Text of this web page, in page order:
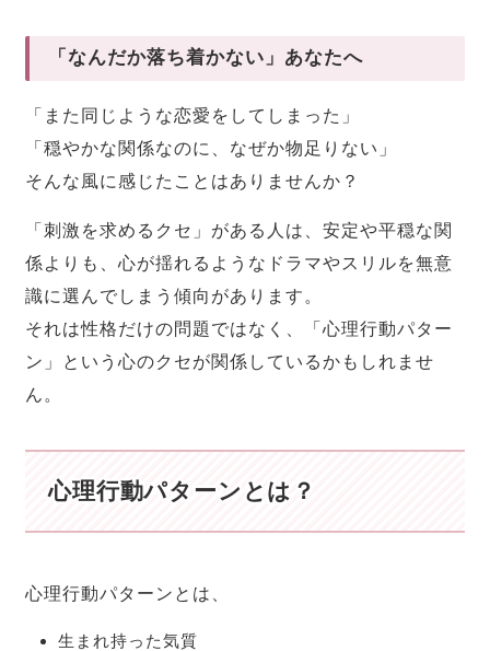
「なんだか落ち着かない」あなたへ
「また同じような恋愛をしてしまった」
「穏やかな関係なのに、なぜか物足りない」
そんな風に感じたことはありませんか？
「刺激を求めるクセ」がある人は、安定や平穏な関
係よりも、心が揺れるようなドラマやスリルを無意
識に選んでしまう傾向があります。
それは性格だけの問題ではなく、「心理行動パター
ン」という心のクセが関係しているかもしれませ
ん。
心理行動パターンとは？
心理行動パターンとは、
生まれ持った気質